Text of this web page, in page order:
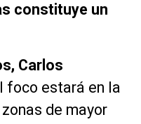
constituye un
Carlos
foco estará en la
de mayor